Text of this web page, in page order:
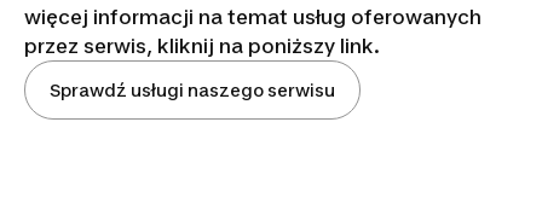
więcej informacji na temat usług oferowanych
przez serwis, kliknij na poniższy link.
Sprawdź usługi naszego serwisu